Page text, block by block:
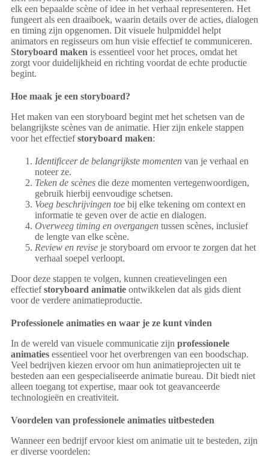
elk een bepaalde scène of idee in het verhaal representeren. Het
fungeert als een draaiboek, waarin details over de acties, dialogen
en timing zijn opgenomen. Dit visuele hulpmiddel helpt
animators en regisseurs om hun visie effectief te communiceren.
Storyboard maken is essentieel voor het proces, omdat het
zorgt voor duidelijkheid en richting voordat de echte productie
begint.
Hoe maak je een storyboard?
Het maken van een storyboard begint met het schetsen van de
belangrijkste scènes van de animatie. Hier zijn enkele stappen
voor het effectiefstoryboard maken:
Identificeer de belangrijkste momenten van je verhaal en
noteer ze.
Teken de scènes die deze momenten vertegenwoordigen,
gebruik hierbij eenvoudige schetsen.
Voeg beschrijvingen toe bij elke tekening om context en
informatie te geven over de actie en dialogen.
Overweeg timing en overgangen tussen scènes, inclusief
de lengte van elke scène.
Review en revise je storyboard om ervoor te zorgen dat het
verhaal soepel verloopt.
Door deze stappen te volgen, kunnen creatievelingen een
effectiefstoryboard animatie ontwikkelen dat als gids dient
voor de verdere animatieproductie.
Professionele animaties en waar je ze kunt vinden
In de wereld van visuele communicatie zijn professionele
animaties essentieel voor het overbrengen van een boodschap.
Veel bedrijven kiezen ervoor om hun animatieprojecten uit te
besteden aan een gespecialiseerde animatie bureau. Dit biedt niet
alleen toegang tot expertise, maar ook tot geavanceerde
technologieën en creativiteit.
Voordelen van professionele animaties uitbesteden
Wanneer een bedrijf ervoor kiest om animatie uit te besteden, zijn
er diverse voordelen: